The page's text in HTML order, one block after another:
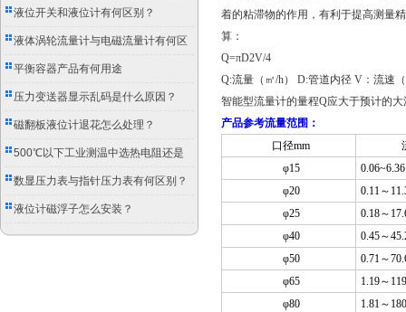
办？
液位开关和液位计有何区别？
液体涡轮流量计与电磁流量计有何区
别？
平衡容器产品有何用途
压力变送器显示乱码是什么原因？
磁翻板液位计退花怎么处理？
500℃以下工业测温中选热电阻还是
双金属温度计？
数显压力表与指针压力表有何区别？
液位计磁浮子怎么安装？
着的粘滞物的作用，有利于提高测量
算：
Q=πD2V/4
Q:流量（㎡/h） D:管道内径 V：流速
智能型流量计的量程Q应大于预计的
产品参考流量范围：
口径mm
φ15
0.06~6.36
φ20
0.11～
φ25
0.18～
φ40
0.45～
φ50
0.71～
φ65
1.19～
φ80
1.81～